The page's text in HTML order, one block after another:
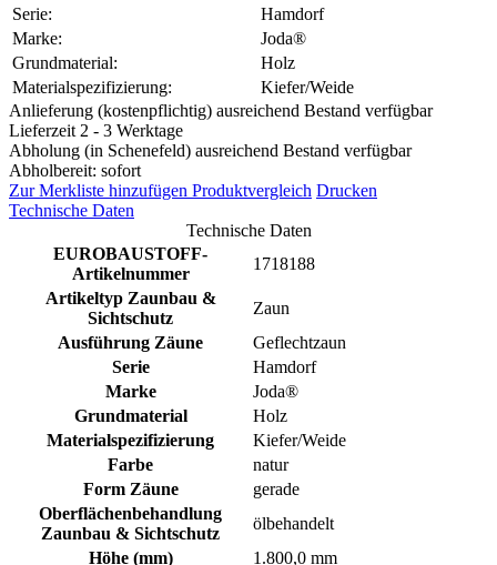
Serie:
Hamdorf
Marke:
Joda®
Grundmaterial:
Holz
Materialspezifizierung:
Kiefer/Weide
Anlieferung (kostenpflichtig) ausreichend Bestand verfügbar
Lieferzeit 2 - 3 Werktage
Abholung (in Schenefeld) ausreichend Bestand verfügbar
Abholbereit: sofort
Zur Merkliste hinzufügen Produktvergleich Drucken
Technische Daten
Technische Daten
EUROBAUSTOFF-
Artikelnummer
1718188
Artikeltyp Zaunbau &
Sichtschutz
Zaun
Ausführung Zäune
Geflechtzaun
Serie
Hamdorf
Marke
Joda®
Grundmaterial
Holz
Materialspezifizierung
Kiefer/Weide
Farbe
natur
Form Zäune
gerade
Oberflächenbehandlung
Zaunbau & Sichtschutz
ölbehandelt
Höhe (mm)
1.800,0 mm